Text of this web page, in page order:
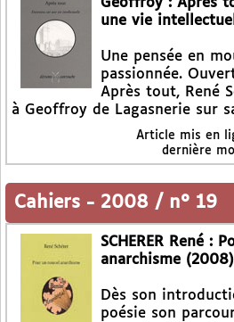
une vie
Une pensée en
passionnée.
Après tout, René
à Geoffroy de Lagasnerie sur
Article mis en
dernière
Cahiers - 2008 / n° 19
SCHERER René :
anarchisme (2008)
Dès son
poésie son